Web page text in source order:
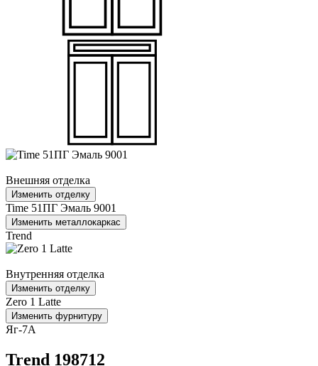
Внешняя отделка
Изменить отделку
Time 51ПГ Эмаль 9001
Изменить металлокаркас
Trend
Внутренняя отделка
Изменить отделку
Zero 1 Latte
Изменить фурнитуру
Яг-7А
Trend 198712